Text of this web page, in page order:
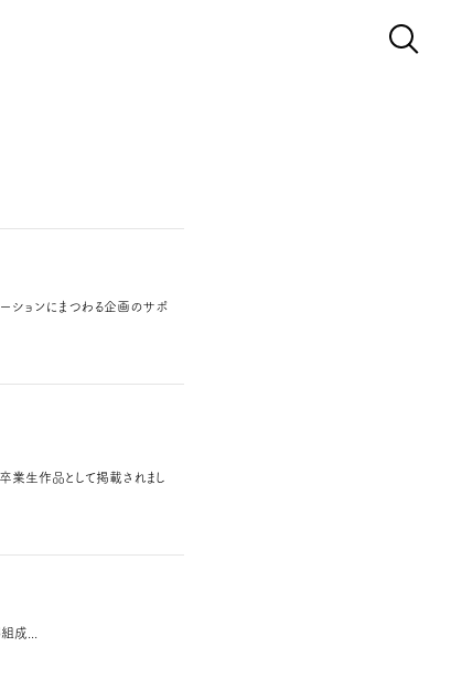
ションにまつわる企画のサポ
業生作品として掲載されまし
成...